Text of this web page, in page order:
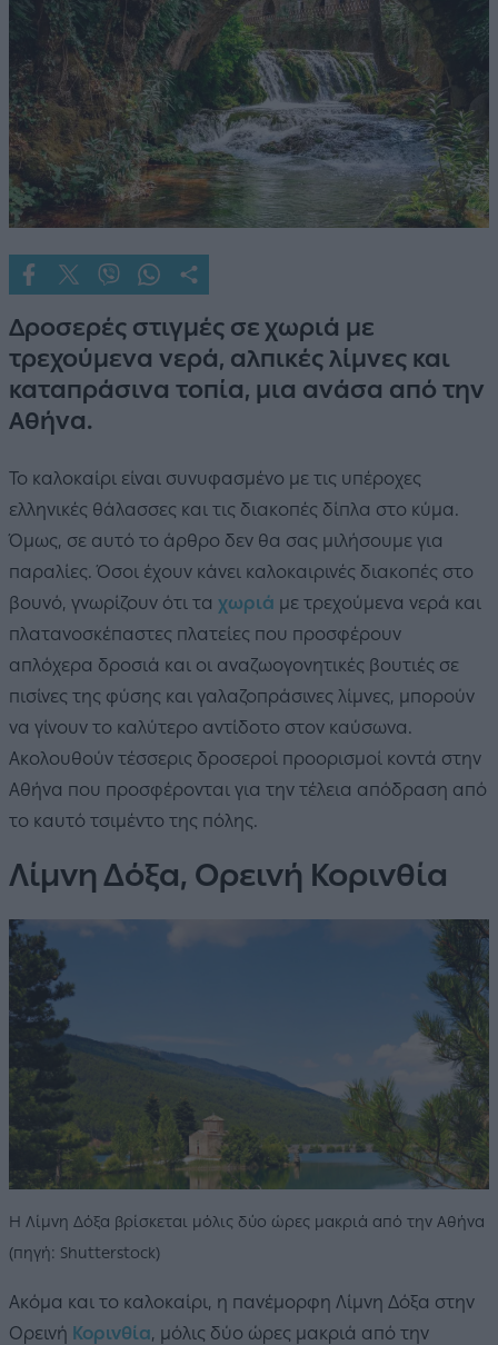
Δροσερές στιγμές σε χωριά με
τρεχούμενα νερά, αλπικές λίμνες και
καταπράσινα τοπία, μια ανάσα από την
Αθήνα.
Το καλοκαίρι είναι συνυφασμένο με τις υπέροχες
ελληνικές θάλασσες και τις διακοπές δίπλα στο κύμα.
Όμως, σε αυτό το άρθρο δεν θα σας μιλήσουμε για
παραλίες. Όσοι έχουν κάνει καλοκαιρινές διακοπές στο
βουνό, γνωρίζουν ότι τα χωριά με τρεχούμενα νερά και
πλατανοσκέπαστες πλατείες που προσφέρουν
απλόχερα δροσιά και οι αναζωογονητικές βουτιές σε
πισίνες της φύσης και γαλαζοπράσινες λίμνες, μπορούν
να γίνουν το καλύτερο αντίδοτο στον καύσωνα.
Ακολουθούν τέσσερις δροσεροί προορισμοί κοντά στην
Αθήνα που προσφέρονται για την τέλεια απόδραση από
το καυτό τσιμέντο της πόλης.
Λίμνη Δόξα, Ορεινή Κορινθία
Η Λίμνη Δόξα βρίσκεται μόλις δύο ώρες μακριά από την Αθήνα
(πηγή: Shutterstock)
Ακόμα και το καλοκαίρι, η πανέμορφη Λίμνη Δόξα στην
Ορεινή Κορινθία, μόλις δύο ώρες μακριά από την